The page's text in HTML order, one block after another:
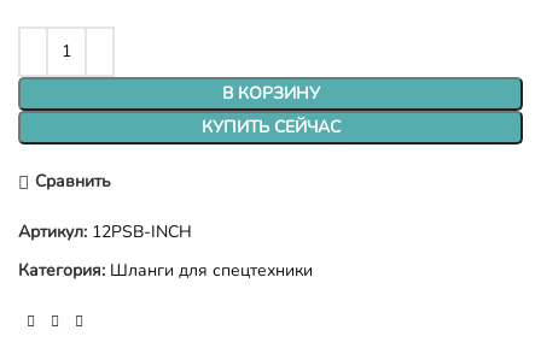
В КОРЗИНУ
КУПИТЬ СЕЙЧАС
Сравнить
Артикул: 12PSB-INCH
Категория: Шланги для спецтехники